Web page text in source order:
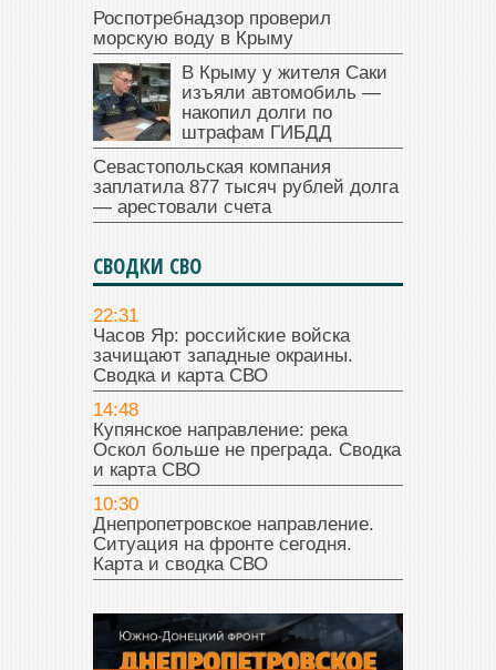
Роспотребнадзор проверил
морскую воду в Крыму
В Крыму у жителя Саки
изъяли автомобиль —
накопил долги по
штрафам ГИБДД
Севастопольская компания
заплатила 877 тысяч рублей долга
— арестовали счета
СВОДКИ СВО
22:31
Часов Яр: российские войска
зачищают западные окраины.
Сводка и карта СВО
14:48
Купянское направление: река
Оскол больше не преграда. Сводка
и карта СВО
10:30
Днепропетровское направление.
Ситуация на фронте сегодня.
Карта и сводка СВО